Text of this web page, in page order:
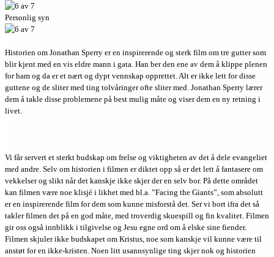
Personlig syn
Historien om Jonathan Sperry er en inspirerende og sterk film om tre gutter som
blir kjent med en vis eldre mann i gata. Han ber den ene av dem å klippe plenen
for ham og da er et nært og dypt vennskap opprettet. Alt er ikke lett for disse
guttene og de sliter med ting tolvåringer ofte sliter med. Jonathan Sperry lærer
dem å takle disse problemene på best mulig måte og viser dem en ny retning i
livet.
Vi får servert et sterkt budskap om frelse og viktigheten av det å dele evangeliet
med andre. Selv om historien i filmen er diktet opp så er det lett å fantasere om
vekkelser og slikt når det kanskje ikke skjer der en selv bor. På dette området
kan filmen være noe klisjé i likhet med bl.a. ”Facing the Giants”, som absolutt
er en inspirerende film for dem som kunne misforstå det. Ser vi bort ifra det så
takler filmen det på en god måte, med troverdig skuespill og fin kvalitet. Filmen
gir oss også innblikk i tilgivelse og Jesu egne ord om å elske sine fiender.
Filmen skjuler ikke budskapet om Kristus, noe som kanskje vil kunne være til
anstøt for en ikke-kristen. Noen litt usannsynlige ting skjer nok og historien